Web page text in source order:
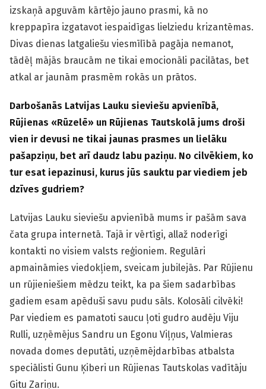
izskaņā apguvām kārtējo jauno prasmi, kā no
kreppapīra izgatavot iespaidīgas lielziedu krizantēmas.
Divas dienas latgaliešu viesmīlībā pagāja nemanot,
tādēļ mājās braucām ne tikai emocionāli pacilātas, bet
atkal ar jaunām prasmēm rokās un prātos.
Darbošanās Latvijas Lauku sieviešu apvienībā,
Rūjienas «Rūzelē» un Rūjienas Tautskolā jums droši
vien ir devusi ne tikai jaunas prasmes un lielāku
pašapziņu, bet arī daudz labu paziņu. No cilvēkiem, ko
tur esat iepazinusi, kurus jūs sauktu par viediem jeb
dzīves gudriem?
Latvijas Lauku sieviešu apvienībā mums ir pašām sava
čata grupa internetā. Tajā ir vērtīgi, allaž noderīgi
kontakti no visiem valsts reģioniem. Regulāri
apmaināmies viedokļiem, sveicam jubilejās. Par Rūjienu
un rūjieniešiem mēdzu teikt, ka pa šiem sadarbības
gadiem esam apēduši savu pudu sāls. Kolosāli cilvēki!
Par viediem es pamatoti saucu ļoti gudro audēju Viju
Rulli, uzņēmējus Sandru un Egonu Viļņus, Valmieras
novada domes deputāti, uzņēmējdarbības atbalsta
speciālisti Gunu Ķiberi un Rūjienas Tautskolas vadītāju
Gitu Zariņu.